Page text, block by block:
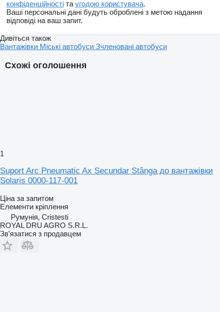
конфіденційності та угодою користувача.
Ваші персональні дані будуть оброблені з метою надання
відповіді на ваш запит.
Схожі оголошення
1
Suport Arc Pneumatic Ax Secundar Stânga до вантажівки
Solaris 0000-117-001
Ціна за запитом
Елементи кріплення
Румунія, Cristesti
ROYAL DRU AGRO S.R.L.
Зв'язатися з продавцем
Дивіться також
Вантажівки Міські автобуси Зчленовані автобуси